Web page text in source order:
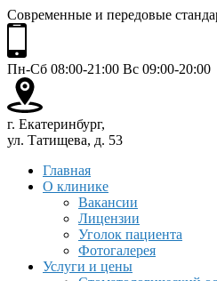
Современные и передовые
Пн-Сб 08:00-21:00 Вс 09:00-20:00
г. Екатеринбург,
ул. Татищева, д. 53
Главная
О клинике
Вакансии
Лицензии
Уголок пациента
Фотогалерея
Услуги и цены